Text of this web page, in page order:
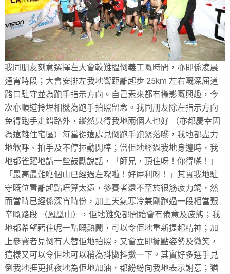
我同朋友刻意選擇左大會較難搵倒義工嘅時間，亦即係凌晨
通宵時段；大會安排左我地響距離起步 25km 左右嘅深屈道
路口駐守並為跑手指示方向。自己素來都有攝影嘅興趣，今
次亦順道拎埋相機為跑手拍照留念。我同朋友除左指示方向
免得跑手走錯路外，縱然只得我地兩個人也好 （亦都慶幸因
為遠離住宅區）每當從遠處見倒跑手跑緊落嚟，我地都盡力
地歡呼、拍手及不停揮動閃棒；當佢地經過我地身邊時，我
地都雀躍地講一些鼓勵說話，「師兄，頂住呀！你得㗎！」
「最高最難嗰個山已經過左㗎啦！好犀利呀！」其實我地駐
守嘅位置離起點唔算太遠，參賽者還不至於很筋疲力竭，然
而當時已經係深宵時份，加上天氣寒冷兼剛跑過一段相當艱
辛嘅路段 （鳳凰山），佢地難免都開始會有倦意及疲態；我
地都希望藉住呢一點嘅熱鬧，可以令佢地重新提起精神；加
上參賽者見倒有人替佢地拍照，又會立即擺點姿勢及微笑，
這樣又可以令佢地可以稍為抖擻抖擻一下。其實好多選手見
倒我地捱更抵夜地為佢地加油，都紛紛向我地表示謝意；猶